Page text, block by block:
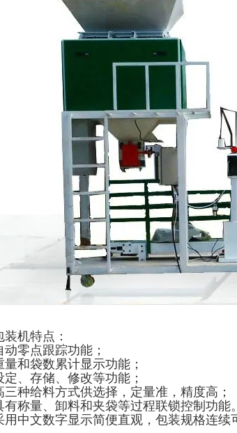
机特点：
零点跟踪功能；
和袋数累计显示功能；
、存储、修改等功能；
种给料方式供选择，定量准，精度高；
称量、卸料和夹袋等过程联锁控制功能。
中文数字显示简便直观，包装规格连续